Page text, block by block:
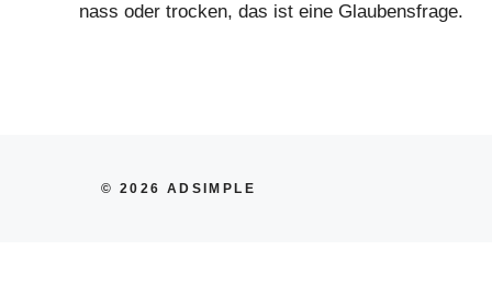
nass oder trocken, das ist eine Glaubensfrage.
© 2026 ADSIMPLE